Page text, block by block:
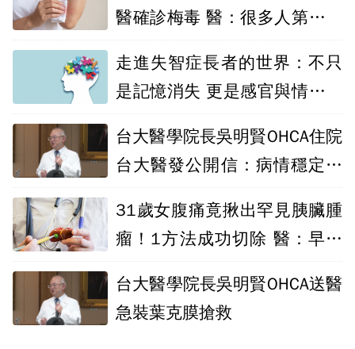
醫確診梅毒 醫：很多人第一個
走進失智症長者的世界：不只
是記憶消失 更是感官與情緒的
台大醫學院長吳明賢OHCA住院
台大醫發公開信：病情穩定、
31歲女腹痛竟揪出罕見胰臟腫
瘤！1方法成功切除 醫：早期
台大醫學院長吳明賢OHCA送醫
急裝葉克膜搶救